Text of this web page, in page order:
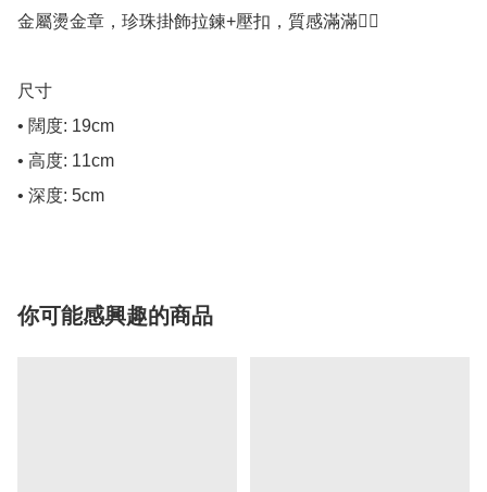
金屬燙金章，珍珠掛飾拉鍊+壓扣，質感滿滿👍🏻
尺寸
• 闊度: 19cm
• 高度: 11cm
• 深度: 5cm
你可能感興趣的商品